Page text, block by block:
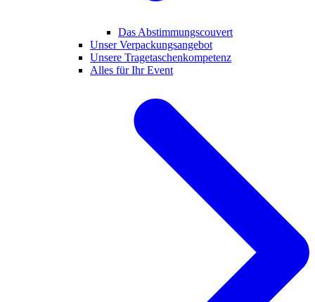
Das Abstimmungscouvert
Unser Verpackungsangebot
Unsere Tragetaschenkompetenz
Alles für Ihr Event